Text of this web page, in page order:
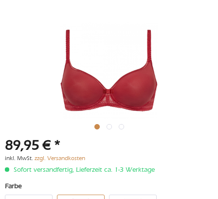
89,95 € *
inkl. MwSt. zzgl. Versandkosten
Sofort versandfertig, Lieferzeit ca. 1-3 Werktage
Farbe